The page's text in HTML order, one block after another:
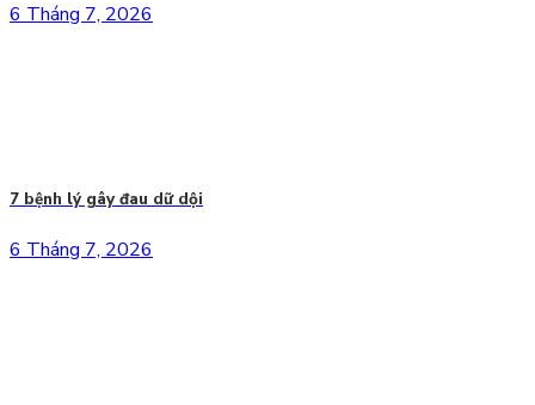
6 Tháng 7, 2026
7 bệnh lý gây đau dữ dội
6 Tháng 7, 2026